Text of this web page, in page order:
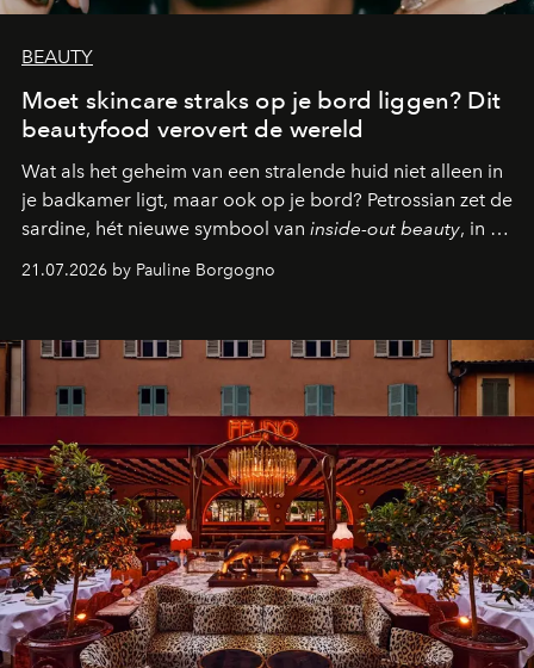
BEAUTY
Moet skincare straks op je bord liggen? Dit
beautyfood verovert de wereld
Wat als het geheim van een stralende huid niet alleen in
je badkamer ligt, maar ook op je bord? Petrossian zet de
sardine, hét nieuwe symbool van inside-out beauty, in de
kijker met twee gastronomische creaties.
21.07.2026 by Pauline Borgogno